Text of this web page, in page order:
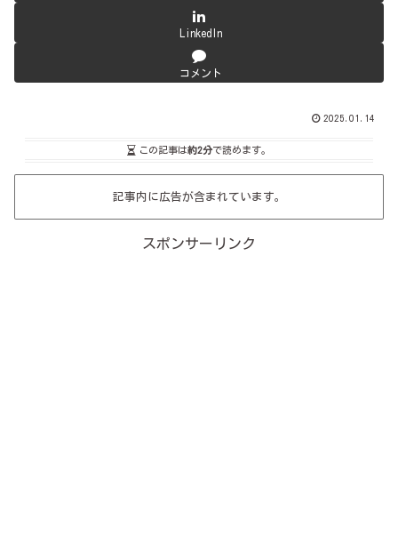
LinkedIn
コメント
2025.01.14
この記事は約2分で読めます。
記事内に広告が含まれています。
スポンサーリンク